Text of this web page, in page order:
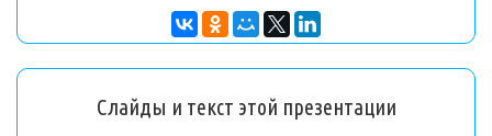
Слайды и текст этой презентации